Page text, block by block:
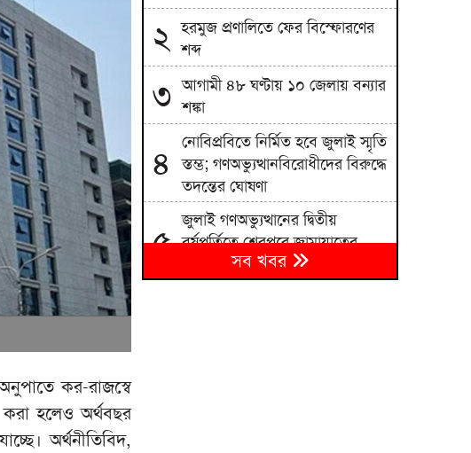
অনুপাতে কর-রাজস্বে
করা হলেও অর্থবছর
অর্থনীতিবিদ,
২ হরমুজ প্রণালিতে ফের বিস্ফোরণের
শব্দ
৩ আগামী ৪৮ ঘণ্টায় ১০ জেলায় বন্যার
শঙ্কা
৪
নোবিপ্রবিতে নির্মিত হবে জুলাই স্মৃতি
স্তম্ভ; গণঅভ্যুত্থানবিরোধীদের বিরুদ্ধে
তদন্তের ঘোষণা
৫
জুলাই গণঅভ্যুত্থানের দ্বিতীয়
বর্ষপূর্তিতে শেরপুরে জামায়াতের
সমাবেশ ও গণমিছিল
সব খবর